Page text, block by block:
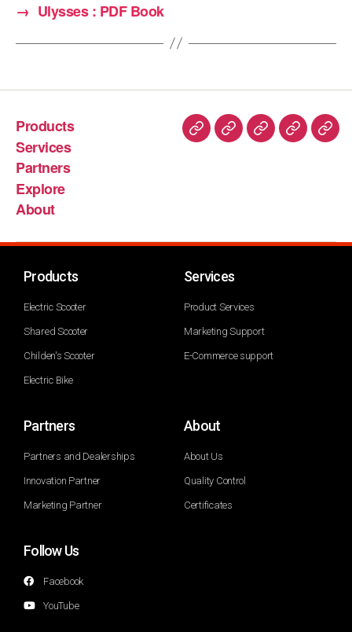
→ Ulysses : PDF Book
Products
Services
Partners
Explore
About
Products
Electric Scooter
Shared Scooter
Childen's Scooter
Electric Bike
Services
Product Services
Marketing Support
E-Commerce support
Partners
Partners and Dealerships
Innovation Partner
Marketing Partner
About
About Us
Quality Control
Certificates
Follow Us
Facebook
YouTube